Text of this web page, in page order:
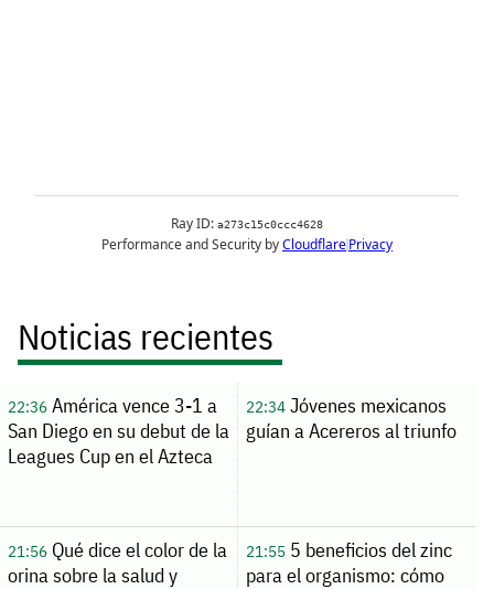
Noticias recientes
22:36América vence 3-1 a
San Diego en su debut de la
Leagues Cup en el Azteca
22:34Jóvenes mexicanos
guían a Acereros al triunfo
21:56Qué dice el color de la
orina sobre la salud y
21:555 beneficios del zinc
para el organismo: cómo